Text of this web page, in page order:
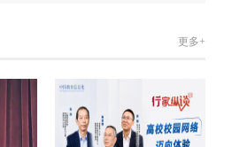
更多+